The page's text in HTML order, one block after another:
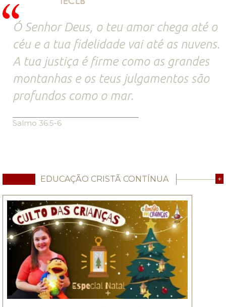
Ó Senhor Deus, o teu amor chega até o
céu e a tua fidelidade vai até as nuvens.
A tua justiça é firme como as grandes
montanhas e os teus julgamentos são
profundos como o mar.
Salmo 36.5-6
EDUCAÇÃO CRISTÃ CONTÍNUA +